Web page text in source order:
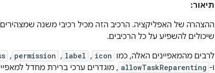
תיאור:
ההצהרה של האפליקציה. הרכיב הזה מכיל רכיבי משנה
שיכולים להשפיע על כל הרכיבים.
לרבים מהמאפיינים האלה, כמו icon
,‏
label
,‏
permission
,‏
ו- allowTaskReparenting , מוגדרים ערכי ברירת מחדל